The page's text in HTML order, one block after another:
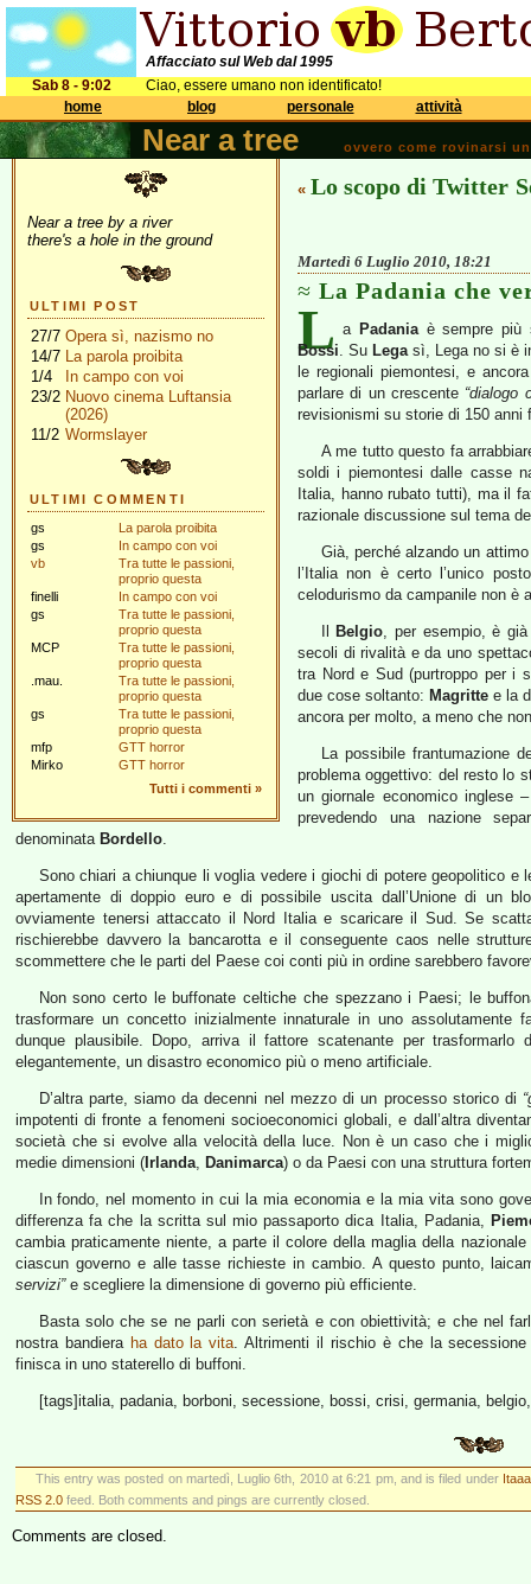
Affacciato sul Web dal 1995
Sab 8 - 9:02
Ciao, essere umano non identificato!
home
blog personale attività
Near a tree ovvero come rovinarsi
Near a tree by a river
there's a hole in the ground
ULTIMI POST
27/7 Opera sì, nazismo no
14/7 La parola proibita
1/4
In campo con voi
23/2 Nuovo cinema Luftansia
(2026)
11/2 Wormslayer
ULTIMI COMMENTI
gs
La parola proibita
gs
In campo con voi
vb
Tra tutte le passioni,
proprio questa
finelli
In campo con voi
gs
Tra tutte le passioni,
proprio questa
MCP
Tra tutte le passioni,
proprio questa
.mau.
Tra tutte le passioni,
proprio questa
gs
Tra tutte le passioni,
proprio questa
mfp
GTT horror
Mirko
GTT horror
Tutti i commenti »
« Lo scopo di Twitter
Martedì 6 Luglio 2010, 18:21
La Padania che
L a Padaniaè sempre più
Bossi. Su Legasì, Lega no si è
le regionali piemontesi, e
parlare di un crescente “dialogo
revisionismi su storie di 150 anni
A me tutto questo fa
soldi i piemontesi dalle casse
Italia, hanno rubato tutti), ma il
razionale discussione sul tema
Già, perché alzando un
l’Italia non è certo l’unico
celodurismo da campanile non è
Belgio, per esempio, è
secoli di rivalità e da uno
tra Nord e Sud (purtroppo per i
due cose soltanto: Magritte e la
ancora per molto, a meno che
La possibile frantumazione
problema oggettivo: del resto lo
un giornale economico
prevedendo una nazione
denominata Bordello.
Sono chiari a chiunque li voglia vedere i giochi di potere geopolitico e
apertamente di doppio euro e di possibile uscita dall’Unione di un
ovviamente tenersi attaccato il Nord Italia e scaricare il Sud. Se
rischierebbe davvero la bancarotta e il conseguente caos nelle
scommettere che le parti del Paese coi conti più in ordine sarebbero
Non sono certo le buffonate celtiche che spezzano i Paesi; le
trasformare un concetto inizialmente innaturale in uno assolutamente
dunque plausibile. Dopo, arriva il fattore scatenante per
elegantemente, un disastro economico più o meno artificiale.
D’altra parte, siamo da decenni nel mezzo di un processo storico di
impotenti di fronte a fenomeni socioeconomici globali, e dall’altra
società che si evolve alla velocità della luce. Non è un caso che i
medie dimensioni ( Irlanda, Danimarca) o da Paesi con una struttura
In fondo, nel momento in cui la mia economia e la mia vita sono
differenza fa che la scritta sul mio passaporto dica Italia, Padania,
cambia praticamente niente, a parte il colore della maglia della
ciascun governo e alle tasse richieste in cambio. A questo punto,
servizi”e scegliere la dimensione di governo più efficiente.
Basta solo che se ne parli con serietà e con obiettività; e che nel
nostra bandiera ha dato la vita. Altrimenti il rischio è che la
finisca in uno staterello di buffoni.
[tags]italia, padania, borboni, secessione, bossi, crisi, germania,
This entry was posted on martedì, Luglio 6th, 2010 at 6:21 pm, and is filed under
RSS 2.0 feed. Both comments and pings are currently closed.
Comments are closed.